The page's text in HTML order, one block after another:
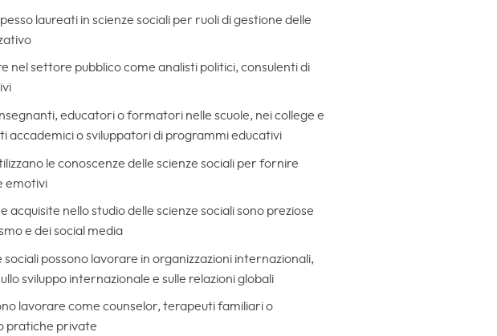
laureati in scienze sociali per ruoli di gestione delle
nel settore pubblico come analisti politici, consulenti di
educatori o formatori nelle scuole, nei college e
accademici o sviluppatori di programmi educativi
le conoscenze delle scienze sociali per fornire
emotivi
nello studio delle scienze sociali sono preziose
e dei social media
sociali possono lavorare in organizzazioni internazionali,
sviluppo internazionale e sulle relazioni globali
lavorare come counselor, terapeuti familiari o
pratiche private